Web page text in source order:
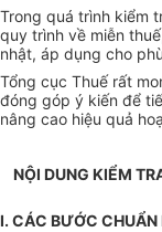
Trong quá trình kiểm
quy trình về miễn
nhật, áp dụng cho
Tổng cục Thuế rất
đóng góp ý kiến để
nâng cao hiệu quả
NỘI DUNG KIỂM
I. CÁC BƯỚC CHUẨN